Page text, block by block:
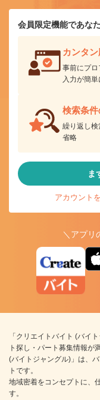
会員限定機能であな
カンタ
事前にプ
入力が簡単
検索条
繰り返し
省略
ま
アカウント
＼アプリ
「クリエイトバイト (バイ
ト探し・パート募集情報が
(バイトジャングル)」は、
トです。
地域密着をコンセプトに、
す。